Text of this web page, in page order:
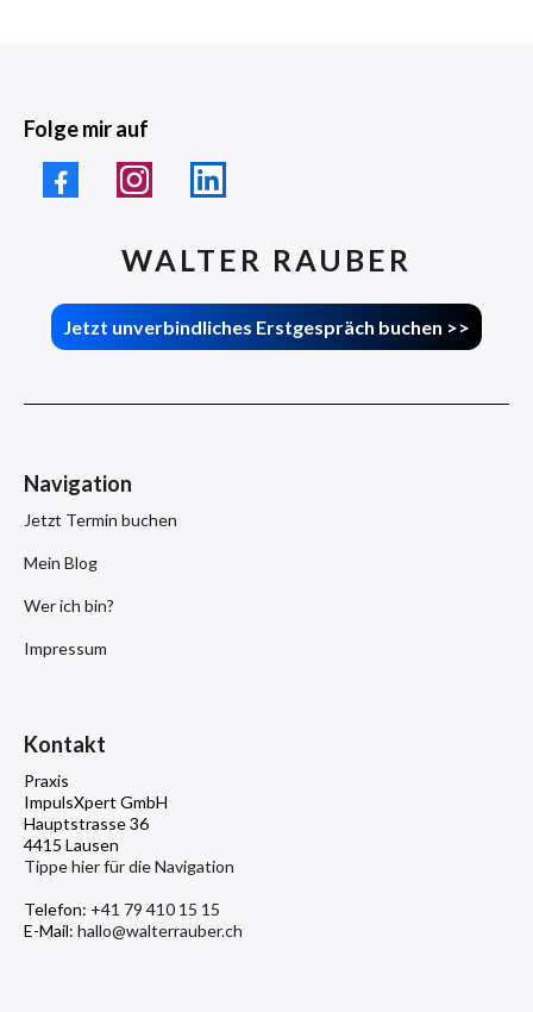
Folge mir auf
WALTER RAUBER
Jetzt unverbindliches Erstgespräch buchen >>
Navigation
Jetzt Termin buchen
Mein Blog
Wer ich bin?
Impressum
Kontakt
Praxis
ImpulsXpert GmbH
Hauptstrasse 36
4415 Lausen
Tippe hier für die Navigation
Telefon: +41 79 410 15 15
E-Mail: hallo@walterrauber.ch